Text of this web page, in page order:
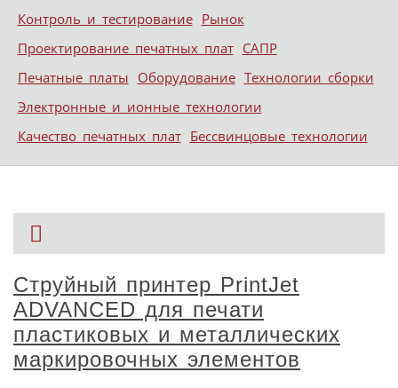
Контроль и тестирование Рынок
Проектирование печатных плат САПР
Печатные платы Оборудование Технологии сборки
Электронные и ионные технологии
Качество печатных плат Бессвинцовые технологии
Струйный принтер PrintJet
ADVANCED для печати
пластиковых и металлических
маркировочных элементов